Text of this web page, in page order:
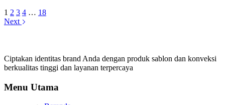
1 2 3 4 … 18
Next
Ciptakan identitas brand Anda dengan produk sablon dan konveksi
berkualitas tinggi dan layanan terpercaya
Menu Utama